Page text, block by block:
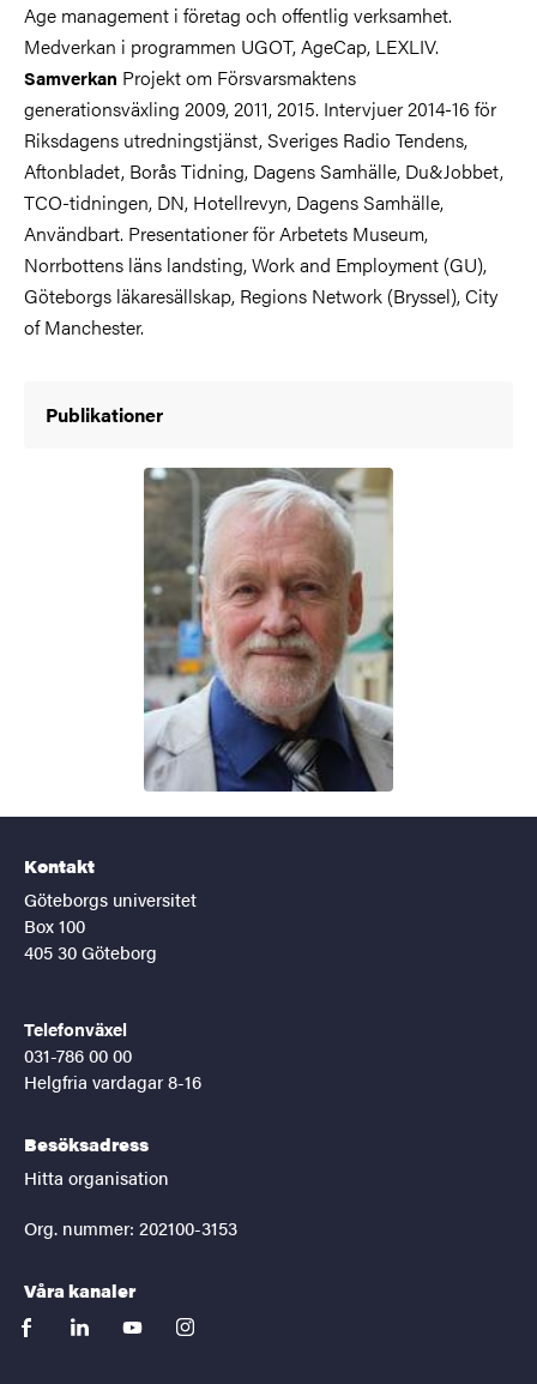
Age management i företag och offentlig verksamhet.
Medverkan i programmen UGOT, AgeCap, LEXLIV.
Samverkan Projekt om Försvarsmaktens
generationsväxling 2009, 2011, 2015. Intervjuer 2014-16 för
Riksdagens utredningstjänst, Sveriges Radio Tendens,
Aftonbladet, Borås Tidning, Dagens Samhälle, Du&Jobbet,
TCO-tidningen, DN, Hotellrevyn, Dagens Samhälle,
Användbart. Presentationer för Arbetets Museum,
Norrbottens läns landsting, Work and Employment (GU),
Göteborgs läkaresällskap, Regions Network (Bryssel), City
of Manchester.
Publikationer
Kontakt
Göteborgs universitet
Box 100
405 30 Göteborg
Telefonväxel
031-786 00 00
Helgfria vardagar 8-16
Besöksadress
Hitta organisation
Org. nummer: 202100-3153
Våra kanaler
facebooklinkedinyoutubeinstagram